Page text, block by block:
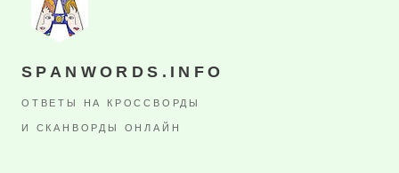
SPANWORDS.INFO
ОТВЕТЫ НА КРОССВОРДЫ
И СКАНВОРДЫ ОНЛАЙН